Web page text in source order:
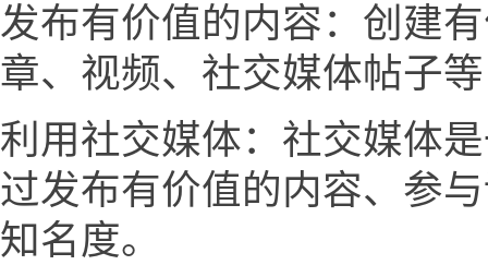
发布有价值的内容：创建
章、视频、社交媒体帖子
利用社交媒体：社交媒体
过发布有价值的内容、参
知名度。